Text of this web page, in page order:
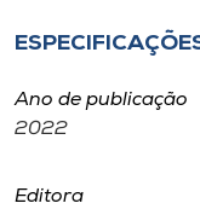
Museu
Unoesc
Ano de publicação
2022
Editora